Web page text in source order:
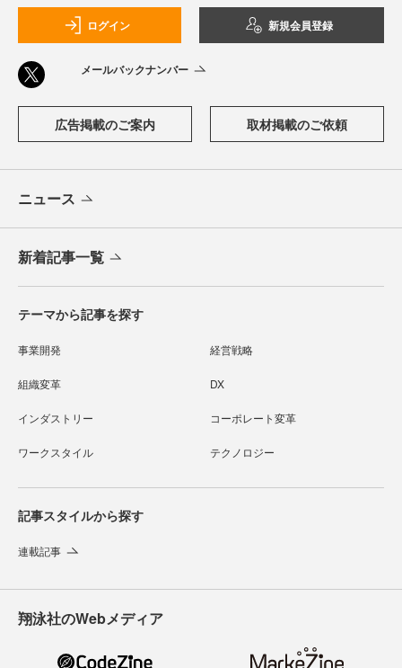
ログイン 新規会員登録
メールバックナンバー
広告掲載のご案内 取材掲載のご依頼
ニュース
新着記事一覧
テーマから記事を探す
事業開発 経営戦略
組織変革 DX
インダストリー コーポレート変革
ワークスタイル テクノロジー
記事スタイルから探す
連載記事
翔泳社のWebメディア